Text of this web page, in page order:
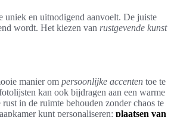
uniek en uitnodigend aanvoelt. De juiste
wordt. Het kiezen van rustgevende kunst
manier om persoonlijke accenten toe te
kan ook bijdragen aan een warme
in de ruimte behouden zonder chaos te
kunt personaliseren: plaatsen van